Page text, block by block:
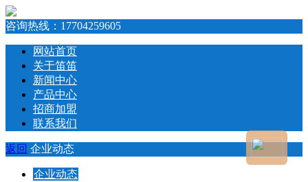
咨询热线： 17704259605
网站首页
关于笛笛
新闻中心
产品中心
招商加盟
联系我们
返回 企业动态
企业动态